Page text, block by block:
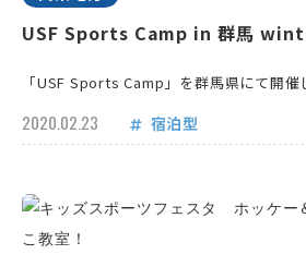
USF Sports Camp in 群馬
「USF Sports Camp」を群馬県にて開催
2020.02.23 宿泊型